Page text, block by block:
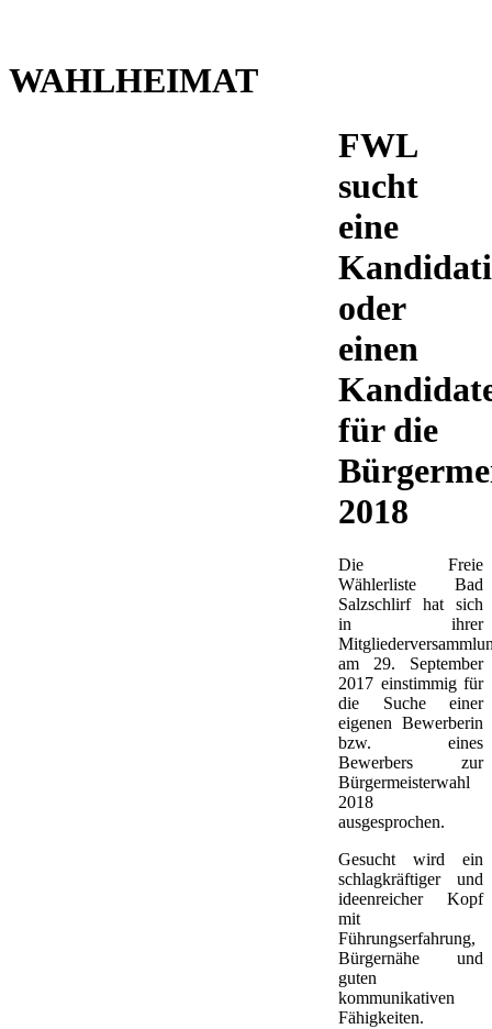
WAHLHEIMAT
FWL
sucht
eine
oder
einen
für die
2018
Die Freie
Wählerliste Bad
Salzschlirf hat sich
in ihrer
am 29. September
2017 einstimmig für
die Suche einer
eigenen Bewerberin
bzw. eines
Bewerbers zur
Bürgermeisterwahl
2018
ausgesprochen.
Gesucht wird ein
schlagkräftiger und
ideenreicher Kopf
mit
Führungserfahrung,
Bürgernähe und
guten
kommunikativen
Fähigkeiten.